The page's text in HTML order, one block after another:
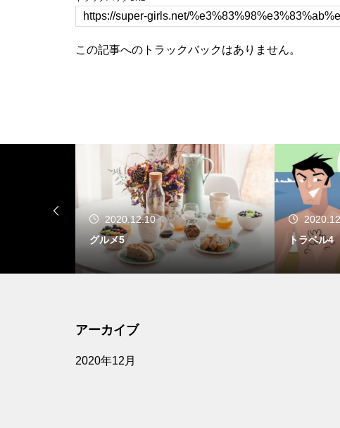
この記事へのトラックバックはありません。
2020.12.10
グルメ5
トラベル4
アーカイブ
2020年12月